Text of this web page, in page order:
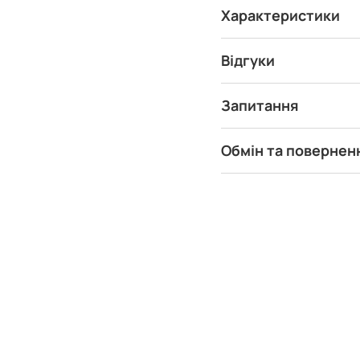
Характеристики
Відгуки
Запитання
Обмін та